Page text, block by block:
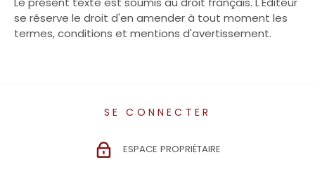
se réserve le droit d'en amender à tout moment les
termes, conditions et mentions d'avertissement.
SE CONNECTER
ESPACE PROPRIÉTAIRE